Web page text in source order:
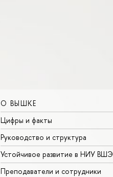
О ВЫШКЕ
Цифры и факты
Руководство и структура
Устойчивое развитие в НИУ ВШЭ
Преподаватели и сотрудники